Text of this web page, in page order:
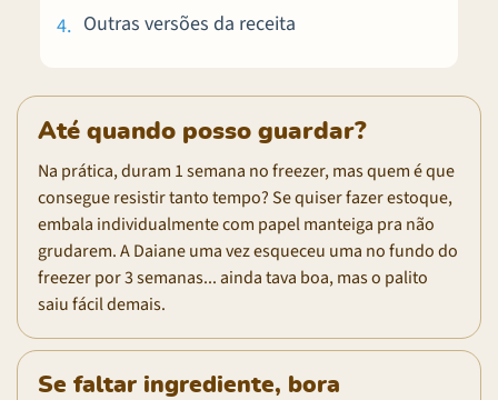
Outras versões da receita
Até quando posso guardar?
Na prática, duram 1 semana no freezer, mas quem é que
consegue resistir tanto tempo? Se quiser fazer estoque,
embala individualmente com papel manteiga pra não
grudarem. A Daiane uma vez esqueceu uma no fundo do
freezer por 3 semanas... ainda tava boa, mas o palito
saiu fácil demais.
Se faltar ingrediente, bora